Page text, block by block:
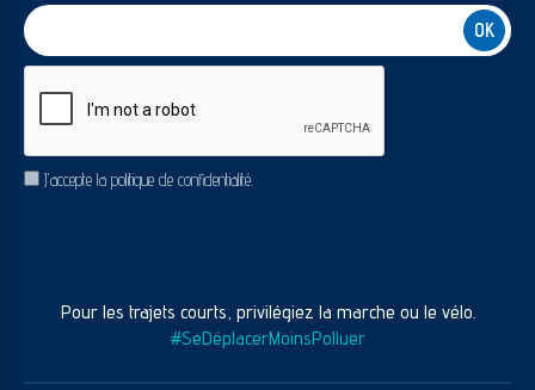
RGPDJ’accepte la politique de confidentialité.
Pour les trajets courts, privilégiez la marche ou le vélo.
#SeDéplacerMoinsPolluer